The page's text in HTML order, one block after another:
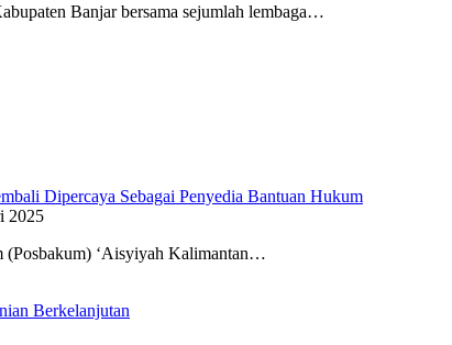
Banjar bersama sejumlah lembaga…
Dipercaya Sebagai Penyedia Bantuan Hukum
2025
(Posbakum) ‘Aisyiyah Kalimantan…
Berkelanjutan